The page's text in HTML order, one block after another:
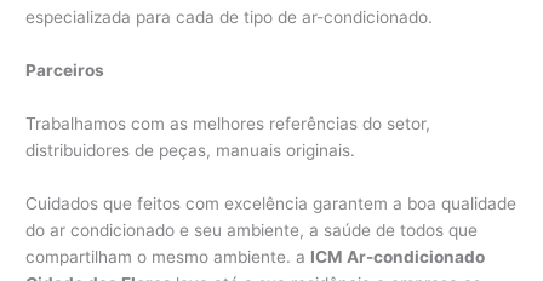
especializada para cada de tipo de ar-condicionado.
Parceiros
Trabalhamos com as melhores referências do setor,
distribuidores de peças, manuais originais.
Cuidados que feitos com excelência garantem a boa qualidade
do ar condicionado e seu ambiente, a saúde de todos que
compartilham o mesmo ambiente. a ICM Ar-condicionado